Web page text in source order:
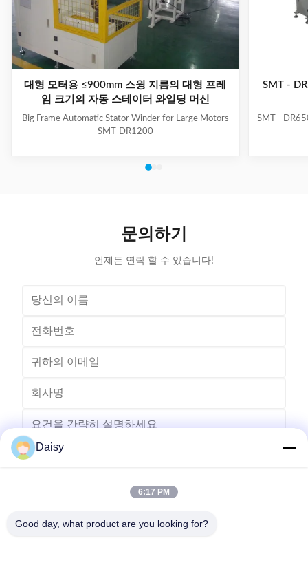
대형 모터용 ≤900mm 스윙 지름의 대형 프레
임 크기의 자동 스테이터 와일딩 머신
Big Frame Automatic Stator Winder for Large Motors
SMT-DR1200
SMT -
SMT -
문의하기
언제든 연락 할 수 있습니다!
Daisy
6:17 PM
Good day, what product are you looking for?